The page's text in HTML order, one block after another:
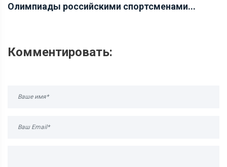
Олимпиады российскими спортсменами...
Комментировать: